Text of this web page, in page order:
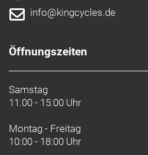
info@kingcycles.de
Öffnungszeiten
Samstag
11:00 - 15:00 Uhr
Montag - Freitag
10:00 - 18:00 Uhr